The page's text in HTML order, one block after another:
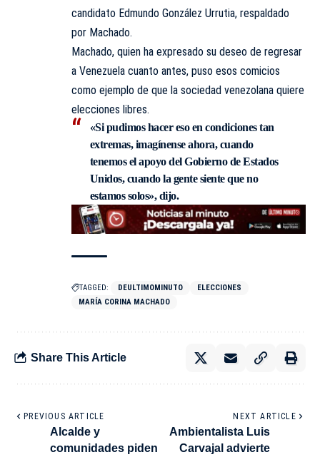
candidato Edmundo González Urrutia, respaldado
por Machado.
Machado, quien ha expresado su deseo de regresar
a Venezuela cuanto antes, puso esos comicios
como ejemplo de que la sociedad venezolana quiere
elecciones libres.
«Si pudimos hacer eso en condiciones tan
extremas, imagínense ahora, cuando
tenemos el apoyo del Gobierno de Estados
Unidos, cuando la gente siente que no
estamos solos», dijo.
TAGGED: DEULTIMOMINUTO
ELECCIONES
MARÍA CORINA MACHADO
Share This Article
PREVIOUS ARTICLE
Alcalde y
comunidades piden
NEXT ARTICLE
Ambientalista Luis
Carvajal advierte